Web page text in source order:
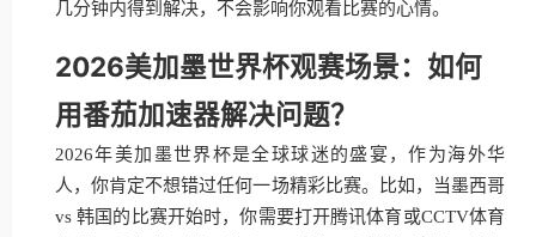
几分钟内得到解决，不会影响你观看比赛的心情。
2026美加墨世界杯观赛场景：如何
用番茄加速器解决问题？
2026年美加墨世界杯是全球球迷的盛宴，作为海外华
人，你肯定不想错过任何一场精彩比赛。比如，当墨西哥
vs 韩国的比赛开始时，你需要打开腾讯体育或CCTV体育